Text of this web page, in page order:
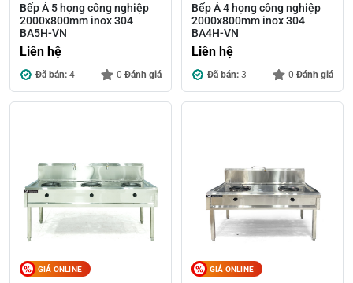
Bếp Á 5 họng công nghiệp
2000x800mm inox 304
BA5H-VN
Liên hệ
Đã bán: 4 0 Đánh giá
Bếp Á 4 họng công nghiệp
2000x800mm inox 304
BA4H-VN
Liên hệ
Đã bán: 3 0 Đánh giá
GIÁ ONLINE GIÁ ONLINE